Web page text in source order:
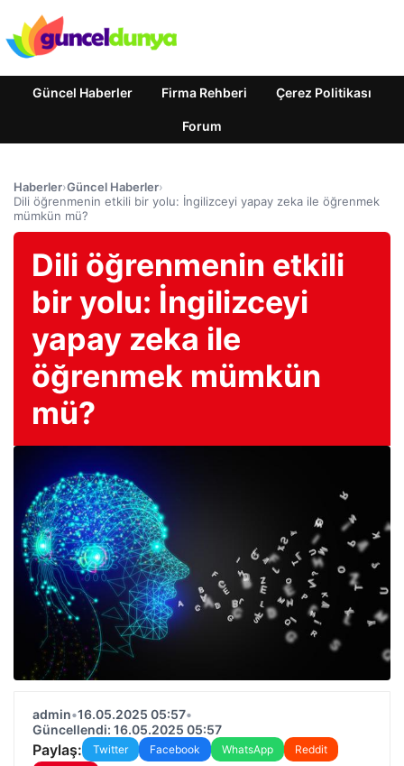
Güncel Haberler Firma Rehberi Çerez Politikası
Forum
Haberler›Güncel Haberler›
Dili öğrenmenin etkili bir yolu: İngilizceyi yapay zeka ile öğrenmek
mümkün mü?
Dili öğrenmenin etkili
bir yolu: İngilizceyi
yapay zeka ile
öğrenmek mümkün
mü?
admin•16.05.2025 05:57•
Güncellendi: 16.05.2025 05:57
Paylaş: Twitter Facebook WhatsApp
Reddit